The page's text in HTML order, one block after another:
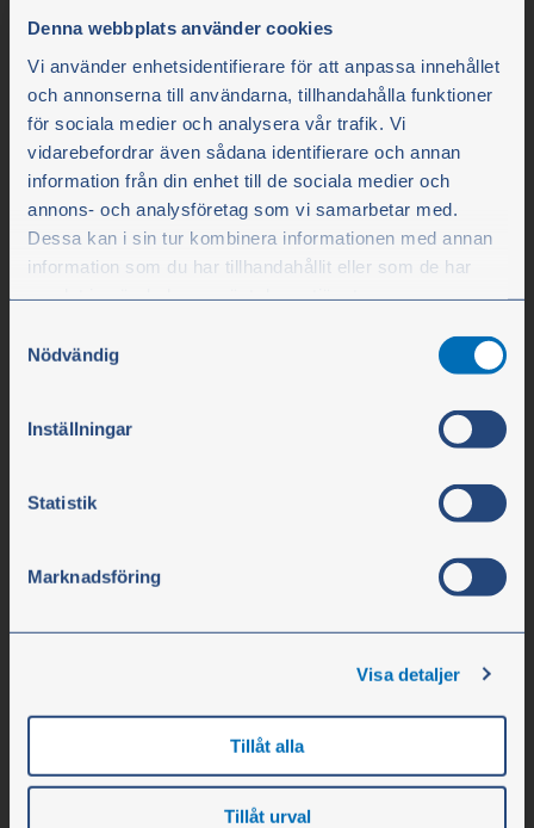
Denna webbplats använder cookies
Vi använder enhetsidentifierare för att anpassa innehållet
och annonserna till användarna, tillhandahålla funktioner
för sociala medier och analysera vår trafik. Vi
vidarebefordrar även sådana identifierare och annan
information från din enhet till de sociala medier och
annons- och analysföretag som vi samarbetar med.
Dessa kan i sin tur kombinera informationen med annan
information som du har tillhandahållit eller som de har
Du kan när som helst ändra ditt val. För att återkalla ditt
samtycke klickar du på ”Cookie-ikonen” längst ned till
Nödvändig
Inställningar
Statistik
Marknadsföring
Visa detaljer
Tillåt alla
Tillåt urval
Olssons i Ellös
Olssons i Ellös AB
Slätthultsvägen 12
474 31 Ellös
Tfn 0304-75 10 10
Öppettider
Nyheter